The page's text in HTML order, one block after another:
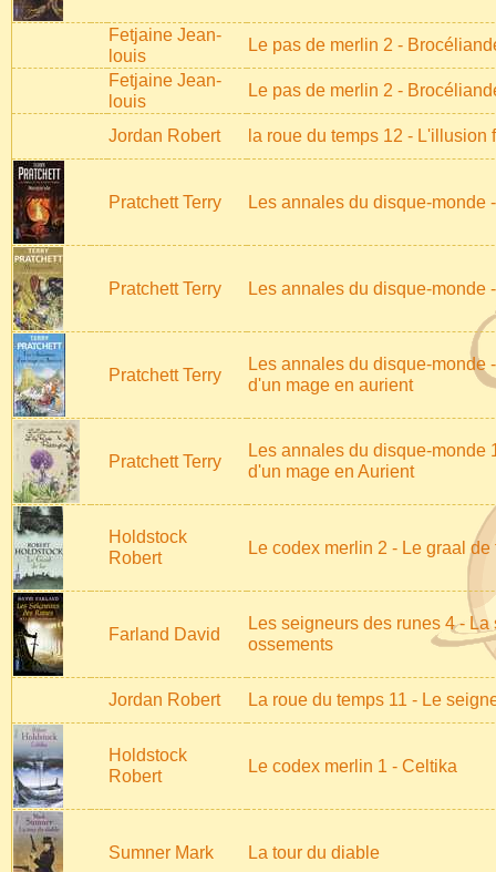
Fetjaine Jean-
louis
Le pas de merlin 2 -
Fetjaine Jean-
louis
Le pas de merlin 2 -
Jordan Robert la roue du temps 12 - L'illusion
Pratchett Terry Les annales du disque-monde
Pratchett Terry Les annales du disque-monde
Pratchett Terry
Les annales du disque-monde
d'un mage en aurient
Pratchett Terry
Les annales du disque-monde
d'un mage en Aurient
Holdstock
Robert
Le codex merlin 2 - Le graal de
Farland David
Les seigneurs des runes 4 - La
ossements
Jordan Robert La roue du temps 11 - Le
Holdstock
Robert
Le codex merlin 1 - Celtika
Sumner Mark La tour du diable